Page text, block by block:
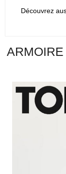
Découvrez